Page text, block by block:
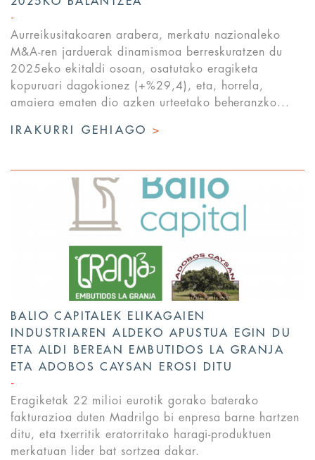
Aurreikusitakoaren arabera, merkatu nazionaleko
M&A-ren jarduerak dinamismoa berreskuratzen du
2025eko ekitaldi osoan, osatutako eragiketa
kopuruari dagokionez (+%29,4), eta, horrela,
amaiera ematen dio azken urteetako beheranzko...
IRAKURRI GEHIAGO>
BALIO CAPITALEK ELIKAGAIEN
INDUSTRIAREN ALDEKO APUSTUA EGIN DU
ETA ALDI BEREAN EMBUTIDOS LA GRANJA
ETA ADOBOS CAYSAN EROSI DITU
Eragiketak 22 milioi eurotik gorako baterako
fakturazioa duten Madrilgo bi enpresa barne hartzen
ditu, eta txerritik eratorritako haragi-produktuen
merkatuan lider bat sortzea dakar.